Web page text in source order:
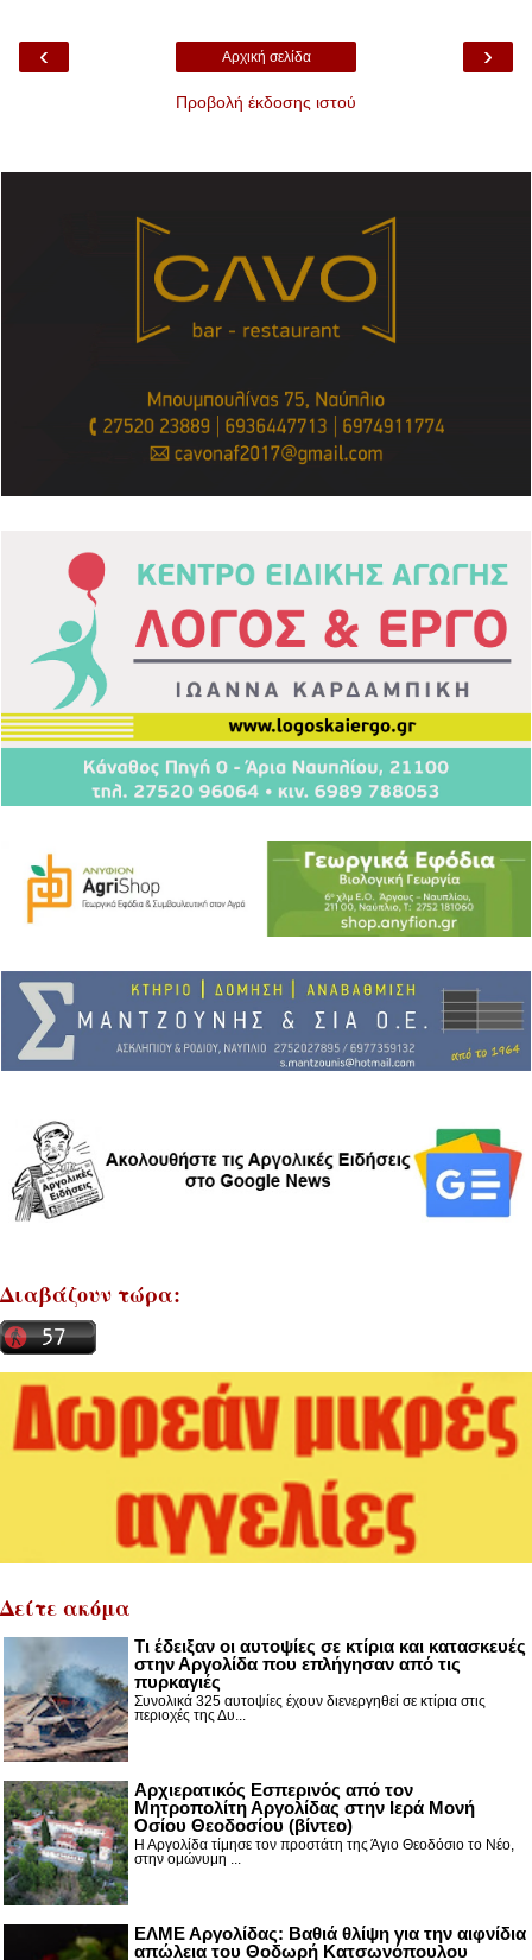
‹ ›
Αρχική σελίδα
Προβολή έκδοσης ιστού
Διαβάζουν τώρα:
Δείτε ακόμα
Τι έδειξαν οι αυτοψίες σε κτίρια και κατασκευές
στην Αργολίδα που επλήγησαν από τις
πυρκαγιές
Συνολικά 325 αυτοψίες έχουν διενεργηθεί σε κτίρια στις
περιοχές της Δυ...
Αρχιερατικός Εσπερινός από τον
Μητροπολίτη Αργολίδας στην Ιερά Μονή
Οσίου Θεοδοσίου (βίντεο)
Η Αργολίδα τίμησε τον προστάτη της Άγιο Θεοδόσιο το Νέο,
στην ομώνυμη ...
ΕΛΜΕ Αργολίδας: Βαθιά θλίψη για την αιφνίδια
απώλεια του Θοδωρή Κατσωνόπουλου